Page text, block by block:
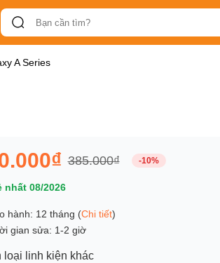
A Series
385.000₫ -10%
nhất 08/2026
hành: 12 tháng (Chi tiết)
gian sửa: 1-2 giờ
loại linh kiện khác